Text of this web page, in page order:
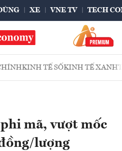
XE VNE TV TECH
KINH TẾ SỐKINH TẾ XANH
mã, vượt mốc
lượng